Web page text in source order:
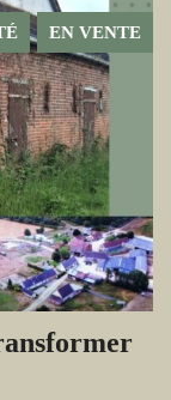
EN VENTE